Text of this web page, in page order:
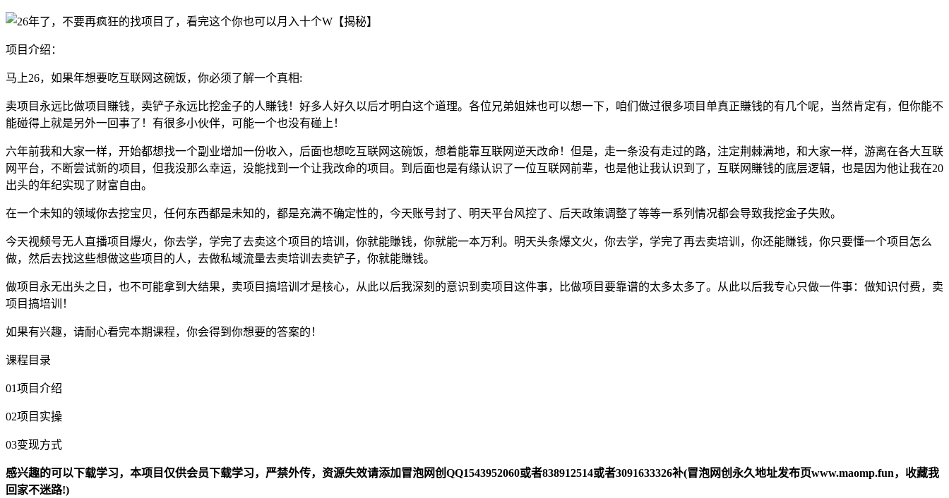
项目介绍：
马上26，如果年想要吃互联网这碗饭，你必须了解一个真相:
卖项目永远比做项目賺钱，卖铲子永远比挖金子的人賺钱！好多人好久以后才明白这个道理。各位兄弟姐妹也可以想一下，咱们做过很多项目单真正賺钱的有几个呢，当然肯定有，但你能不
能碰得上就是另外一回事了！有很多小伙伴，可能一个也没有碰上！
六年前我和大家一样，开始都想找一个副业增加一份收入，后面也想吃互联网这碗饭，想着能靠互联网逆天改命！但是，走一条没有走过的路，注定荆棘满地，和大家一样，游离在各大互联
网平台，不断尝试新的项目，但我没那么幸运，没能找到一个让我改命的项目。到后面也是有缘认识了一位互联网前辈，也是他让我认识到了，互联网賺钱的底层逻辑，也是因为他让我在20
出头的年纪实现了财富自由。
在一个未知的领域你去挖宝贝，任何东西都是未知的，都是充满不确定性的，今天账号封了、明天平台风控了、后天政策调整了等等一系列情况都会导致我挖金子失败。
今天视频号无人直播项目爆火，你去学，学完了去卖这个项目的培训，你就能賺钱，你就能一本万利。明天头条爆文火，你去学，学完了再去卖培训，你还能賺钱，你只要懂一个项目怎么
做，然后去找这些想做这些项目的人，去做私域流量去卖培训去卖铲子，你就能賺钱。
做项目永无出头之日，也不可能拿到大结果，卖项目搞培训才是核心，从此以后我深刻的意识到卖项目这件事，比做项目要靠谱的太多太多了。从此以后我专心只做一件事：做知识付费，卖
项目搞培训！
如果有兴趣，请耐心看完本期课程，你会得到你想要的答案的！
课程目录
01项目介绍
02项目实操
03变现方式
感兴趣的可以下载学习，本项目仅供会员下载学习，严禁外传，资源失效请添加冒泡网创QQ1543952060或者838912514或者3091633326补(冒泡网创永久地址发布页www.maomp.fun，收藏我
回家不迷路!)